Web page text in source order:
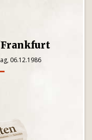
Frankfurt
06.12.1986